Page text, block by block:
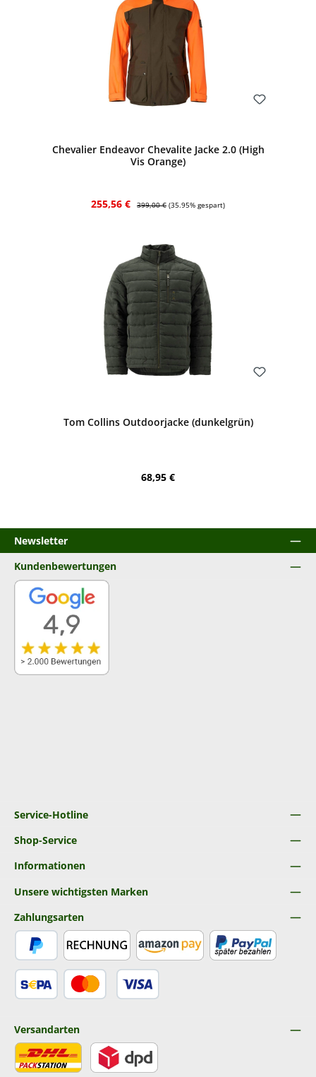
Chevalier Endeavor Chevalite Jacke 2.0 (High
Vis Orange)
Verkaufspreis:
255,56 € Regulärer Preis:
399,00 € (35.95% gespart)
Tom Collins Outdoorjacke (dunkelgrün)
Regulärer Preis:
68,95 €
Newsletter
Service-Hotline
Shop-Service
Informationen
Unsere wichtigsten Marken
Kundenbewertungen
Zahlungsarten
Versandarten